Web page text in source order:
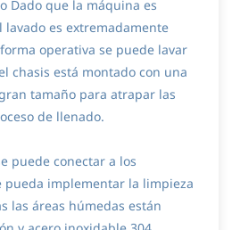
Dado que la máquina es
lavado es extremadamente
operativa se puede lavar
chasis está montado con una
tamaño para atrapar las
de llenado.
puede conectar a los
pueda implementar la limpieza
las áreas húmedas están